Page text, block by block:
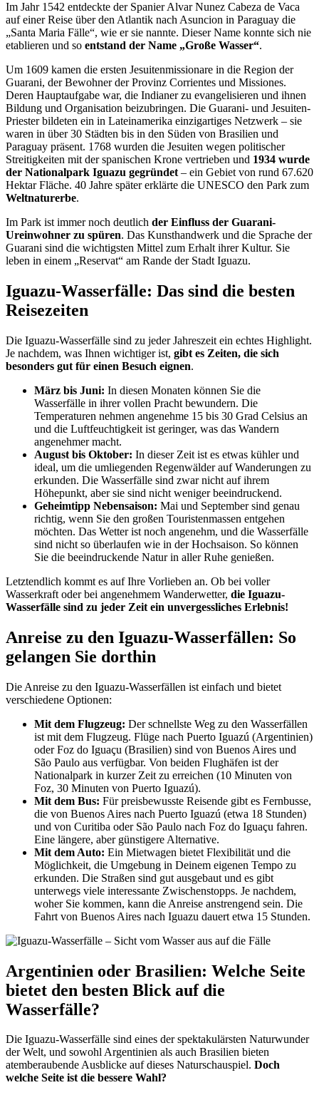
Im Jahr 1542 entdeckte der Spanier Alvar Nunez Cabeza de Vaca
auf einer Reise über den Atlantik nach Asuncion in Paraguay die
„Santa Maria Fälle“, wie er sie nannte. Dieser Name konnte sich nie
etablieren und so entstand der Name „Große Wasser“.
Um 1609 kamen die ersten Jesuitenmissionare in die Region der
Guarani, der Bewohner der Provinz Corrientes und Missiones.
Deren Hauptaufgabe war, die Indianer zu evangelisieren und ihnen
Bildung und Organisation beizubringen. Die Guarani- und Jesuiten-
Priester bildeten ein in Lateinamerika einzigartiges Netzwerk – sie
waren in über 30 Städten bis in den Süden von Brasilien und
Paraguay präsent. 1768 wurden die Jesuiten wegen politischer
Streitigkeiten mit der spanischen Krone vertrieben und 1934 wurde
der Nationalpark Iguazu gegründet – ein Gebiet von rund 67.620
Hektar Fläche. 40 Jahre später erklärte die UNESCO den Park zum
Weltnaturerbe.
Im Park ist immer noch deutlich der Einfluss der Guarani-
Ureinwohner zu spüren. Das Kunsthandwerk und die Sprache der
Guarani sind die wichtigsten Mittel zum Erhalt ihrer Kultur. Sie
leben in einem „Reservat“ am Rande der Stadt Iguazu.
Iguazu-Wasserfälle: Das sind die besten
Reisezeiten
Die Iguazu-Wasserfälle sind zu jeder Jahreszeit ein echtes Highlight.
Je nachdem, was Ihnen wichtiger ist, gibt es Zeiten, die sich
besonders gut für einen Besuch eignen.
März bis Juni: In diesen Monaten können Sie die
Wasserfälle in ihrer vollen Pracht bewundern. Die
Temperaturen nehmen angenehme 15 bis 30 Grad Celsius an
und die Luftfeuchtigkeit ist geringer, was das Wandern
angenehmer macht.
August bis Oktober: In dieser Zeit ist es etwas kühler und
ideal, um die umliegenden Regenwälder auf Wanderungen zu
erkunden. Die Wasserfälle sind zwar nicht auf ihrem
Höhepunkt, aber sie sind nicht weniger beeindruckend.
Geheimtipp Nebensaison: Mai und September sind genau
richtig, wenn Sie den großen Touristenmassen entgehen
möchten. Das Wetter ist noch angenehm, und die Wasserfälle
sind nicht so überlaufen wie in der Hochsaison. So können
Sie die beeindruckende Natur in aller Ruhe genießen.
Letztendlich kommt es auf Ihre Vorlieben an. Ob bei voller
Wasserkraft oder bei angenehmem Wanderwetter, die Iguazu-
Wasserfälle sind zu jeder Zeit ein unvergessliches Erlebnis!
Anreise zu den Iguazu-Wasserfällen: So
gelangen Sie dorthin
Die Anreise zu den Iguazu-Wasserfällen ist einfach und bietet
verschiedene Optionen:
Mit dem Flugzeug: Der schnellste Weg zu den Wasserfällen
ist mit dem Flugzeug. Flüge nach Puerto Iguazú (Argentinien)
oder Foz do Iguaçu (Brasilien) sind von Buenos Aires und
São Paulo aus verfügbar. Von beiden Flughäfen ist der
Nationalpark in kurzer Zeit zu erreichen (10 Minuten von
Foz, 30 Minuten von Puerto Iguazú).
Mit dem Bus: Für preisbewusste Reisende gibt es Fernbusse,
die von Buenos Aires nach Puerto Iguazú (etwa 18 Stunden)
und von Curitiba oder São Paulo nach Foz do Iguaçu fahren.
Eine längere, aber günstigere Alternative.
Mit dem Auto: Ein Mietwagen bietet Flexibilität und die
Möglichkeit, die Umgebung in Deinem eigenen Tempo zu
erkunden. Die Straßen sind gut ausgebaut und es gibt
unterwegs viele interessante Zwischenstopps. Je nachdem,
woher Sie kommen, kann die Anreise anstrengend sein. Die
Fahrt von Buenos Aires nach Iguazu dauert etwa 15 Stunden.
Argentinien oder Brasilien: Welche Seite
bietet den besten Blick auf die
Wasserfälle?
Die Iguazu-Wasserfälle sind eines der spektakulärsten Naturwunder
der Welt, und sowohl Argentinien als auch Brasilien bieten
atemberaubende Ausblicke auf dieses Naturschauspiel. Doch
welche Seite ist die bessere Wahl?